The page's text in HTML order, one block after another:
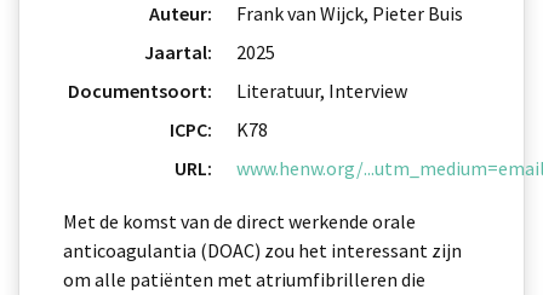
Auteur:
Frank van Wijck, Pieter Buis
Jaartal:
2025
Documentsoort:
Literatuur, Interview
ICPC:
K78
URL:
www.henw.org/
Met de komst van de direct werkende orale
anticoagulantia (DOAC) zou het interessant zijn
om alle patiënten met atriumfibrilleren die